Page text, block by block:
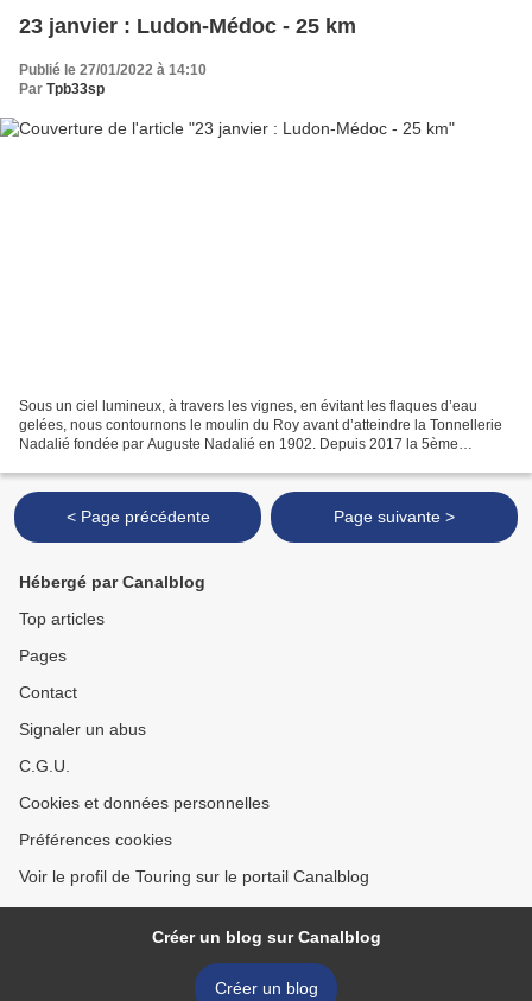
23 janvier : Ludon-Médoc - 25 km
Publié le 27/01/2022 à 14:10
Par Tpb33sp
Sous un ciel lumineux, à travers les vignes, en évitant les flaques d’eau
gelées, nous contournons le moulin du Roy avant d’atteindre la Tonnellerie
Nadalié fondée par Auguste Nadalié en 1902. Depuis 2017 la 5ème
< Page précédente Page suivante >
Hébergé par Canalblog
Top articles
Pages
Contact
Signaler un abus
C.G.U.
Cookies et données personnelles
Préférences cookies
Voir le profil de Touring sur le portail Canalblog
Créer un blog sur Canalblog
Créer un blog